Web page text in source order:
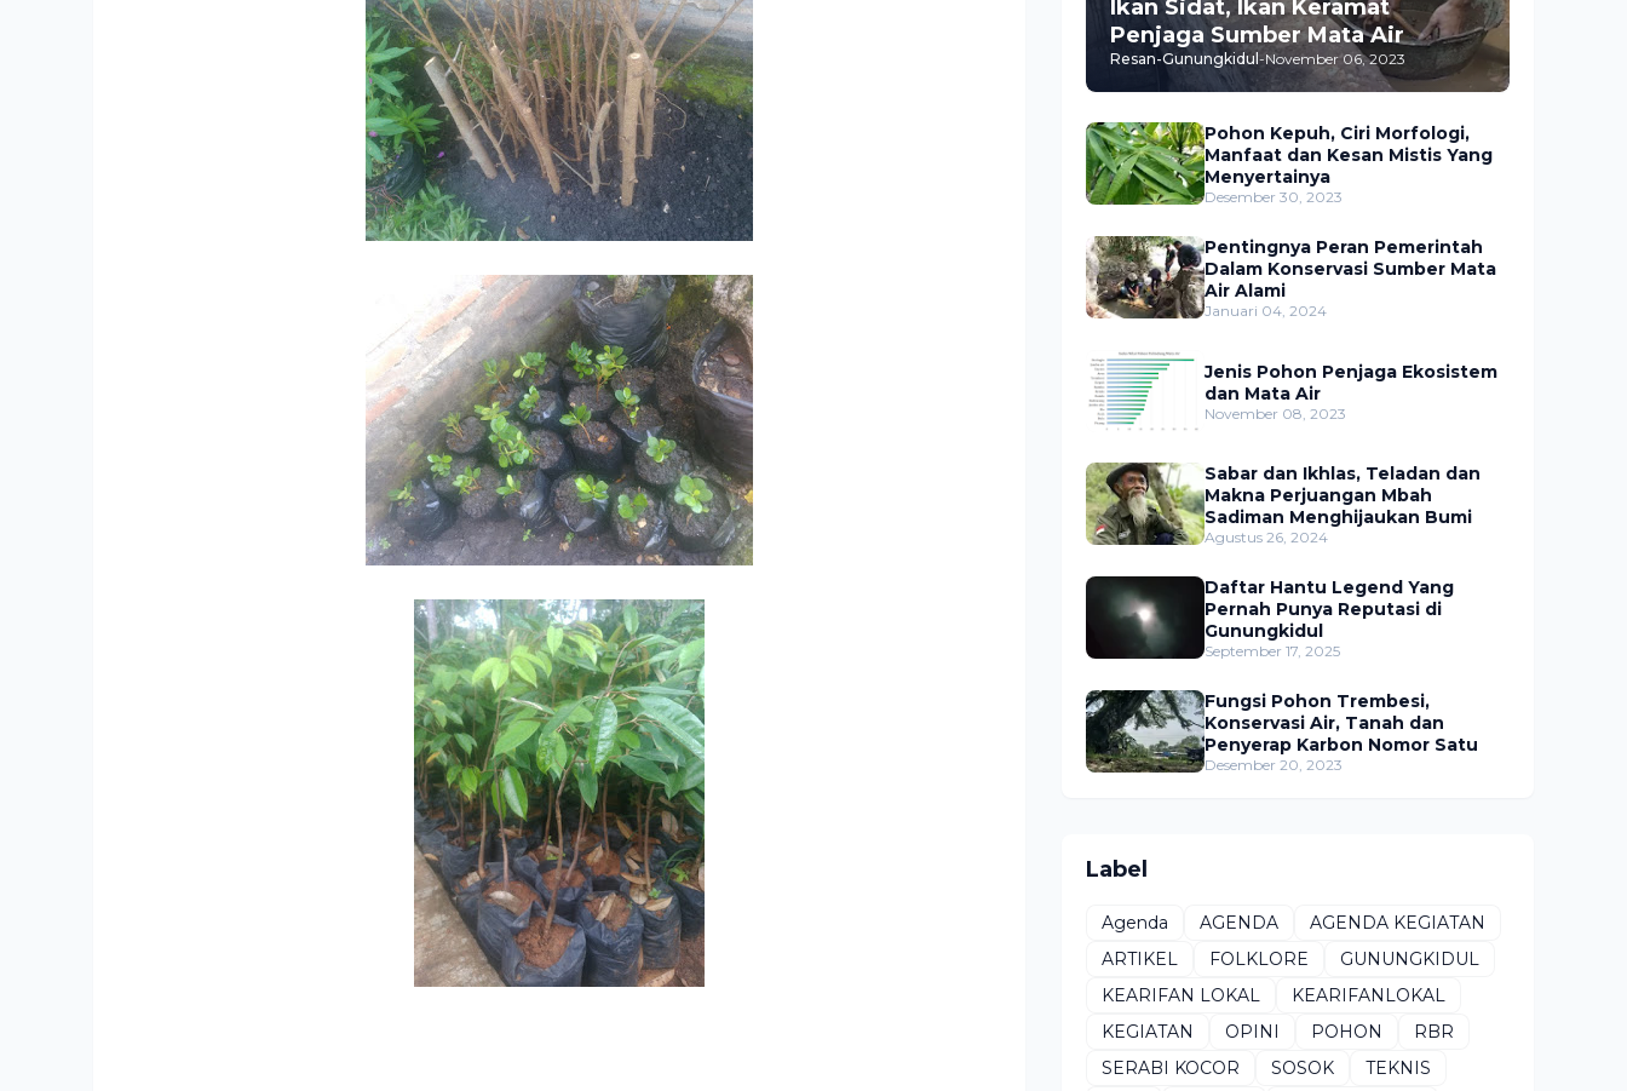
Ikan Sidat, Ikan Keramat
Penjaga Sumber Mata Air
Resan-Gunungkidul-November 06, 2023
Pohon Kepuh, Ciri Morfologi,
Manfaat dan Kesan Mistis Yang
Menyertainya
Desember 30, 2023
Pentingnya Peran Pemerintah
Dalam Konservasi Sumber Mata
Air Alami
Januari 04, 2024
Jenis Pohon Penjaga Ekosistem
dan Mata Air
November 08, 2023
Sabar dan Ikhlas, Teladan dan
Makna Perjuangan Mbah
Sadiman Menghijaukan Bumi
Agustus 26, 2024
Daftar Hantu Legend Yang
Pernah Punya Reputasi di
Gunungkidul
September 17, 2025
Fungsi Pohon Trembesi,
Konservasi Air, Tanah dan
Penyerap Karbon Nomor Satu
Desember 20, 2023
Label
Agenda AGENDA
AGENDA KEGIATAN
ARTIKEL
FOLKLORE
GUNUNGKIDUL
KEARIFAN LOKAL
KEARIFANLOKAL
KEGIATAN
OPINI POHON
RBR
SERABI KOCOR
SOSOK
TEKNIS